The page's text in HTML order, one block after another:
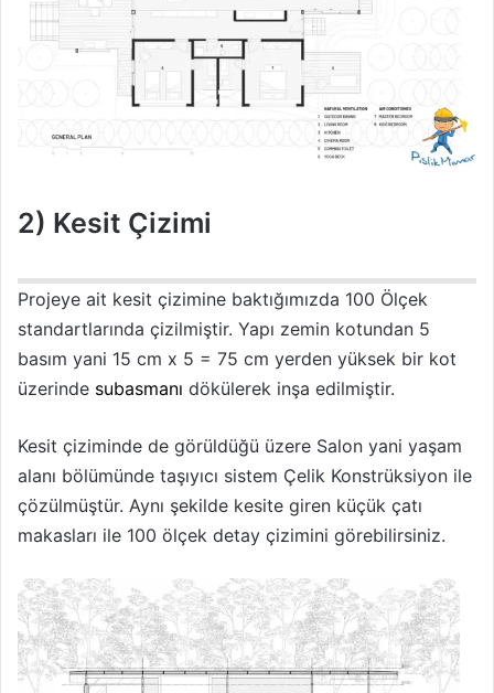
2) Kesit Çizimi
Projeye ait kesit çizimine baktığımızda 100 Ölçek
standartlarında çizilmiştir. Yapı zemin kotundan 5
basım yani 15 cm x 5 = 75 cm yerden yüksek bir kot
üzerinde subasmanı dökülerek inşa edilmiştir.
Kesit çiziminde de görüldüğü üzere Salon yani yaşam
alanı bölümünde taşıyıcı sistem Çelik Konstrüksiyon ile
çözülmüştür. Aynı şekilde kesite giren küçük çatı
makasları ile 100 ölçek detay çizimini görebilirsiniz.